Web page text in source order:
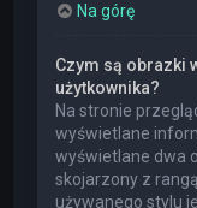
Na górę
Czym są obrazki
użytkownika?
Na stronie
wyświetlane
wyświetlane dwa
skojarzony z
używanego stylu